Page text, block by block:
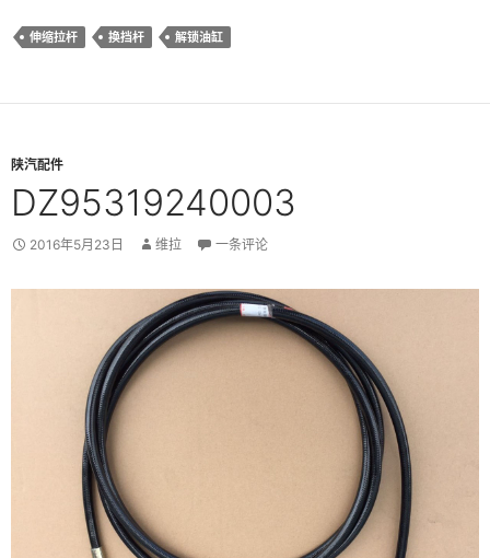
伸缩拉杆 换挡杆 解锁油缸
陕汽配件
DZ95319240003
2016年5月23日 维拉 一条评论